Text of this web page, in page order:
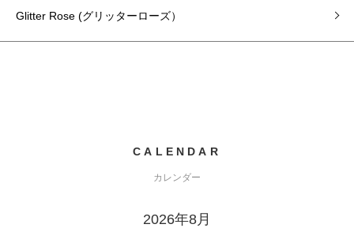
Glitter Rose (グリッターローズ）
CALENDAR
カレンダー
2026年8月